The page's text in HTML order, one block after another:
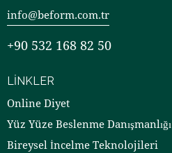
info@beform.com.tr
+90 532 168 82 50
LINKLER
Online Diyet
Yüz Yüze Beslenme Danışmanlığı
Bireysel İncelme Teknolojileri